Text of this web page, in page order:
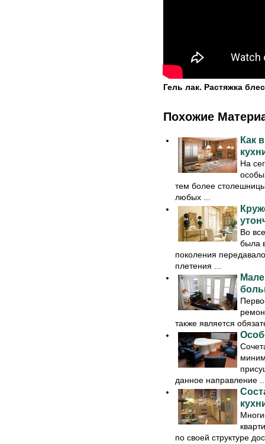
Гель лак. Растяжка
Похожие
Как
На
тем более
любых ...
Во
была
поколения
плетения ...
также является
данное направление
по своей структуре